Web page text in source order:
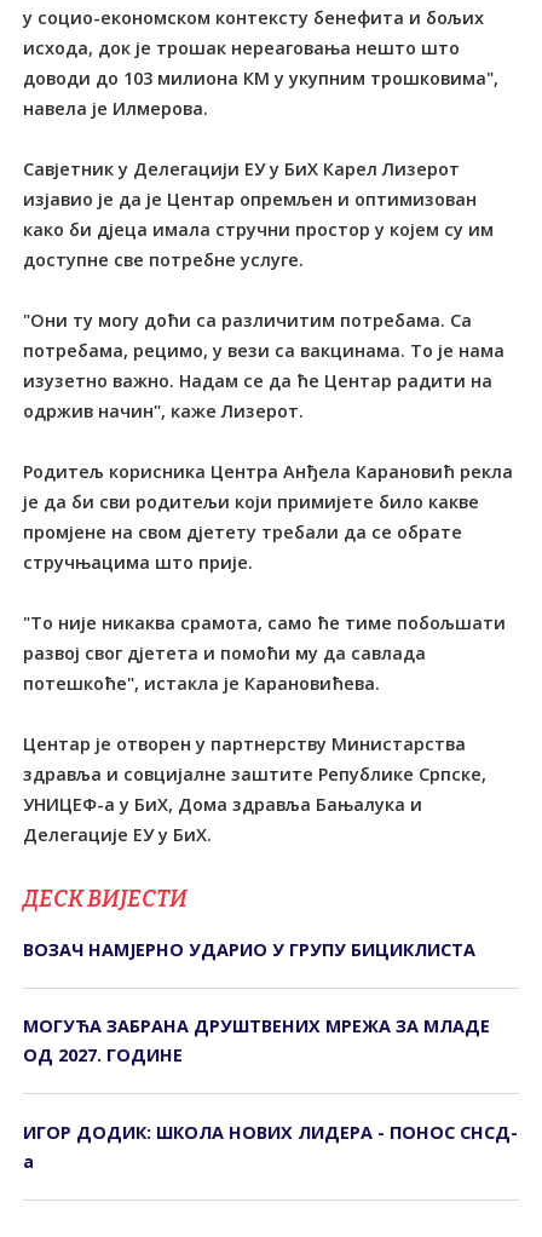
у социо-економском контексту бенефита и бољих
исхода, док је трошак нереаговања нешто што
доводи до 103 милиона КМ у укупним трошковима",
навела је Илмерова.
Савјетник у Делегацији ЕУ у БиХ Карел Лизерот
изјавио је да је Центар опремљен и оптимизован
како би дјеца имала стручни простор у којем су им
доступне све потребне услуге.
"Они ту могу доћи са различитим потребама. Са
потребама, рецимо, у вези са вакцинама. То је нама
изузетно важно. Надам се да ће Центар радити на
одржив начин", каже Лизерот.
Родитељ корисника Центра Анђела Карановић рекла
је да би сви родитељи који примијете било какве
промјене на свом дјетету требали да се обрате
стручњацима што прије.
"То није никаква срамота, само ће тиме побољшати
развој свог дјетета и помоћи му да савлада
потешкоће", истакла је Карановићева.
Центар је отворен у партнерству Министарства
здравља и совцијалне заштите Републике Српске,
УНИЦЕФ-а у БиХ, Дома здравља Бањалука и
Делегације ЕУ у БиХ.
ДЕСК ВИЈЕСТИ
ВОЗАЧ НАМЈЕРНО УДАРИО У ГРУПУ БИЦИКЛИСТА
МОГУЋА ЗАБРАНА ДРУШТВЕНИХ МРЕЖА ЗА МЛАДЕ
ОД 2027. ГОДИНЕ
ИГОР ДОДИК: ШКОЛА НОВИХ ЛИДЕРА - ПОНОС СНСД-
а